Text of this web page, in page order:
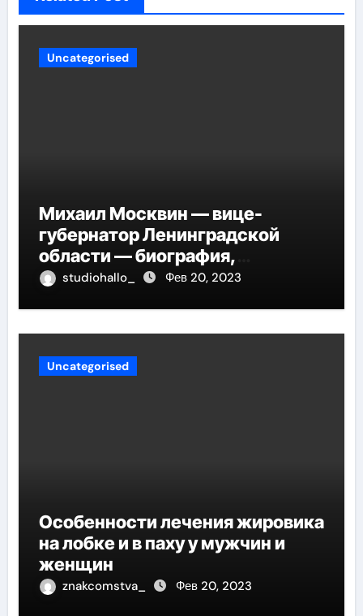
Uncategorised
Михаил Москвин — вице-
губернатор Ленинградской
области — биография,
достижения и вклад в развитие
studiohallo_ Фев 20, 2023
Uncategorised
Особенности лечения жировика
на лобке и в паху у мужчин и
женщин
znakcomstva_ Фев 20, 2023